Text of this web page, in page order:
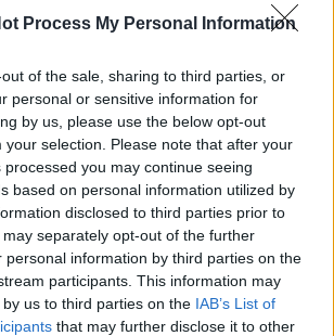
Process My Personal Information
of the sale, sharing to third parties, or
personal or sensitive information for
by us, please use the below opt-out
your selection. Please note that after your
you may continue seeing
based on personal information utilized by
disclosed to third parties prior to
separately opt-out of the further
personal information by third parties on the
participants. This information may
us to third parties on the IAB’s List of
that may further disclose it to other